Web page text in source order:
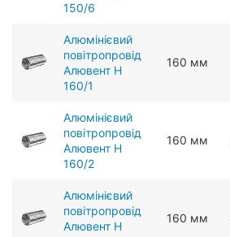
150/6
Алюмінієвий
повітропровід
Алювент Н
160/1
160 мм
Алюмінієвий
повітропровід
Алювент Н
160/2
160 мм
Алюмінієвий
повітропровід
Алювент Н
160 мм